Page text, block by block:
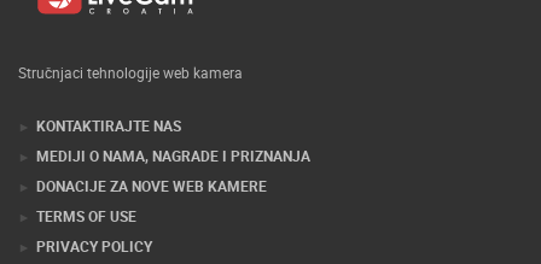
Stručnjaci tehnologije web kamera
KONTAKTIRAJTE NAS
MEDIJI O NAMA, NAGRADE I PRIZNANJA
DONACIJE ZA NOVE WEB KAMERE
TERMS OF USE
PRIVACY POLICY